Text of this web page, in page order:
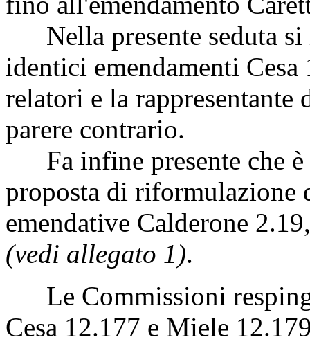
Nella presente seduta si
identici emendamenti
relatori e la
parere contrario.
Fa infine presente che
proposta di riformulazione
emendative Calderone
(vedi allegato 1).
Le Commissioni
Cesa 12.177 e Miele